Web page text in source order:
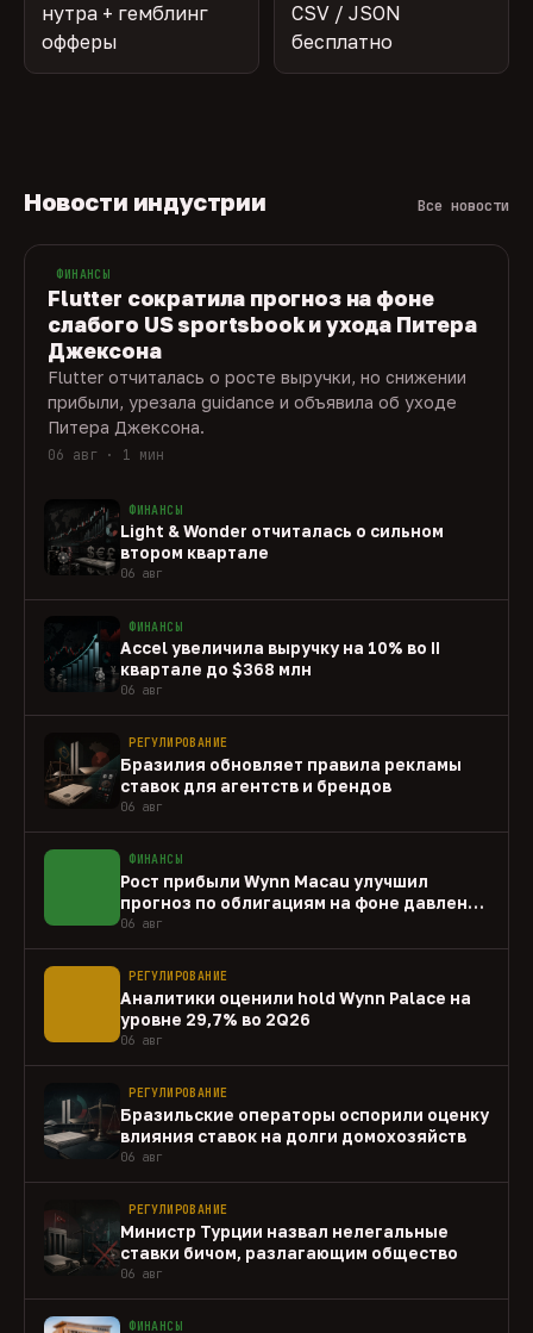
нутра + гемблинг
офферы
CSV / JSON
бесплатно
Новости индустрии Все новости
ФИНАНСЫ
Flutter сократила прогноз на фоне
слабого US sportsbook и ухода Питера
Джексона
Flutter отчиталась о росте выручки, но снижении
прибыли, урезала guidance и объявила об уходе
Питера Джексона.
06 авг · 1 мин
ФИНАНСЫ
Light & Wonder отчиталась о сильном
втором квартале
06 авг
ФИНАНСЫ
Accel увеличила выручку на 10% во II
квартале до $368 млн
06 авг
РЕГУЛИРОВАНИЕ
Бразилия обновляет правила рекламы
ставок для агентств и брендов
06 авг
ФИНАНСЫ
Рост прибыли Wynn Macau улучшил
прогноз по облигациям на фоне давления
capex
06 авг
РЕГУЛИРОВАНИЕ
Аналитики оценили hold Wynn Palace на
уровне 29,7% во 2Q26
06 авг
РЕГУЛИРОВАНИЕ
Бразильские операторы оспорили оценку
влияния ставок на долги домохозяйств
06 авг
РЕГУЛИРОВАНИЕ
Министр Турции назвал нелегальные
ставки бичом, разлагающим общество
06 авг
ФИНАНСЫ